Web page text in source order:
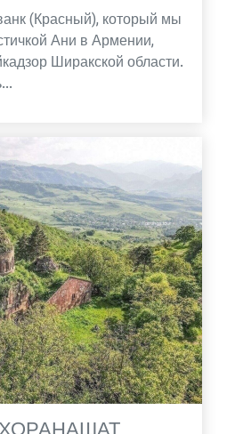
(Красный), который мы
Ани в Армении,
Ширакской области.